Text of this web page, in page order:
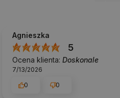
Agnieszka
5
Ocena klienta: Doskonale
7/13/2026
0
0